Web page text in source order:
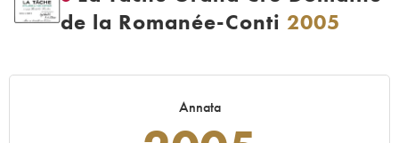
de la Romanée-Conti 2005
Annata